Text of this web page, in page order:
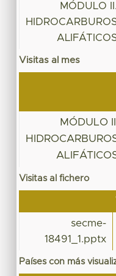
MÓDULO II.
Visitas al mes
MÓDULO
Visitas al fichero
secme-
18491_1.pptx
Países con más